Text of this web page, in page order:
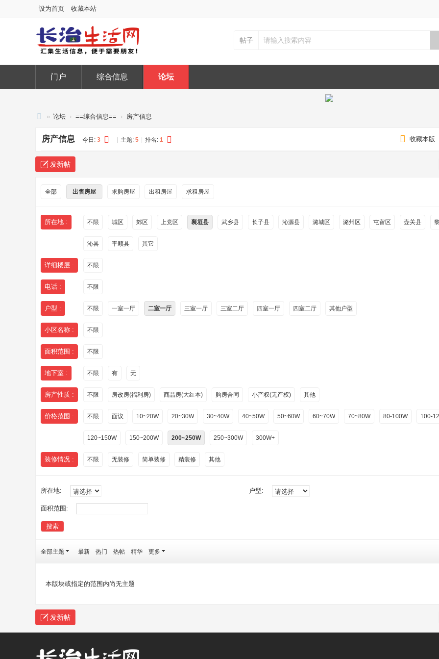
设为首页 收藏本站
帖子
门户 综合信息 论坛
治
生
活
» 论坛 › ==综合信息== › 房产信息
收藏本版
房产信息 今日: 3 主题: 5 排名: 1
发新帖
全部 出售房屋 求购房屋 出租房屋 求租房屋
所在地 : 不限 城区 郊区 上党区 襄垣县 武乡县 长子县 沁源县 潞城区 潞州区 屯留区 壶关县
沁县 平顺县 其它
详细楼层 : 不限
电话 : 不限
户型 : 不限 一室一厅 二室一厅 三室一厅 三室二厅 四室一厅 四室二厅 其他户型
小区名称 : 不限
面积范围 : 不限
地下室 : 不限 有 无
房产性质 : 不限 房改房(福利房) 商品房(大红本) 购房合同 小产权(无产权) 其他
价格范围 : 不限 面议 10~20W 20~30W 30~40W 40~50W 50~60W 60~70W 70~80W 80-100W 100-
120~150W 150~200W 200~250W 250~300W 300W+
装修情况 : 不限 无装修 简单装修 精装修 其他
所在地: 户型:
面积范围:
搜索
全部主题 最新 热门 热帖 精华 更多
本版块或指定的范围内尚无主题
发新帖